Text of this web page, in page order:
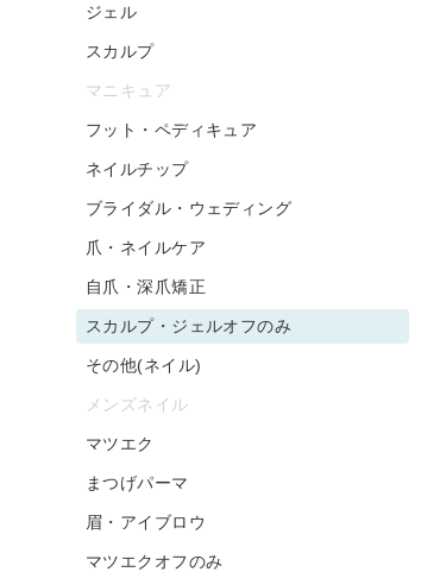
ジェル
スカルプ
マニキュア
フット・ペディキュア
ネイルチップ
ブライダル・ウェディング
爪・ネイルケア
自爪・深爪矯正
スカルプ・ジェルオフのみ
その他(ネイル)
メンズネイル
マツエク
まつげパーマ
眉・アイブロウ
マツエクオフのみ